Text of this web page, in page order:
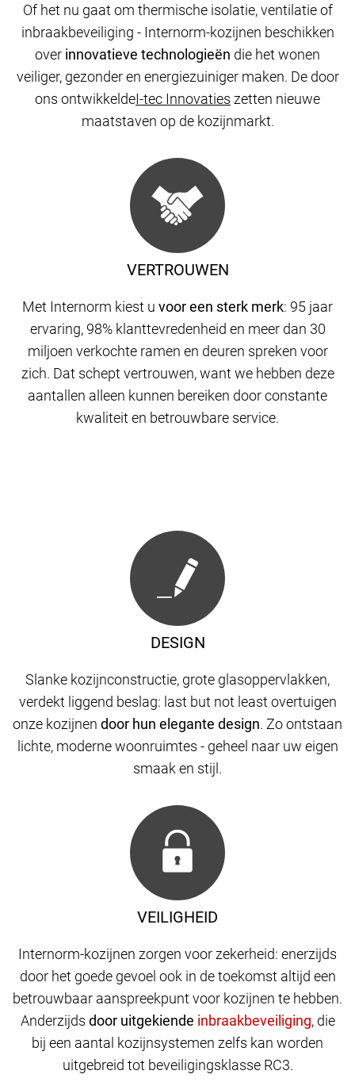
VERTROUWEN
Met Internorm kiest u voor een sterk merk: 95 jaar
ervaring, 98% klanttevredenheid en meer dan 30
miljoen verkochte ramen en deuren spreken voor
zich. Dat schept vertrouwen, want we hebben deze
aantallen alleen kunnen bereiken door constante
kwaliteit en betrouwbare service.
Of het nu gaat om thermische isolatie, ventilatie of
inbraakbeveiliging - Internorm-kozijnen beschikken
over innovatieve technologieën die het wonen
veiliger, gezonder en energiezuiniger maken. De door
ons ontwikkeldeI-tec Innovaties zetten nieuwe
maatstaven op de kozijnmarkt.
DESIGN
Slanke kozijnconstructie, grote glasoppervlakken,
verdekt liggend beslag: last but not least overtuigen
onze kozijnen door hun elegante design. Zo ontstaan
​​lichte, moderne woonruimtes - geheel naar uw eigen
smaak en stijl.
VEILIGHEID
Internorm-kozijnen zorgen voor zekerheid: enerzijds
door het goede gevoel ook in de toekomst altijd een
betrouwbaar aanspreekpunt voor kozijnen te hebben.
Anderzijds door uitgekiende , die
bij een aantal kozijnsystemen zelfs kan worden
uitgebreid tot beveiligingsklasse RC3.